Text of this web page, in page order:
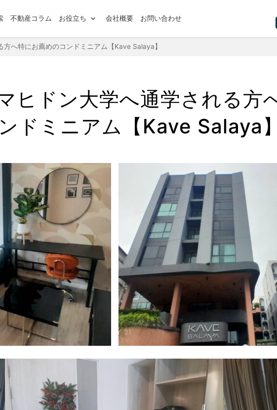
不動産コラム お役立ち 会社概要 お問い合わせ
方へ特にお薦めのコンドミニアム【Kave Salaya】
ヒドン大学へ通学される方
ドミニアム【Kave Salaya】